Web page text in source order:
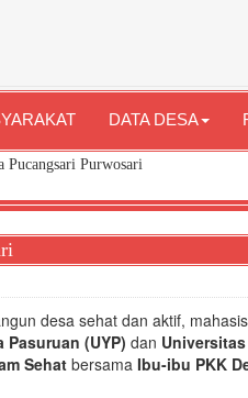
DATA DESA
Purwosari
desa sehat dan aktif,
(UYP) dan
Sehatbersama Ibu-ibu PKK